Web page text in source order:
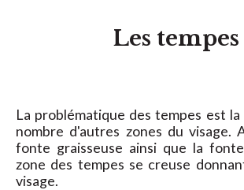
Les tempes
La problématique des tempes est
nombre d'autres zones du visage.
fonte graisseuse ainsi que la
zone des tempes se creuse
visage.